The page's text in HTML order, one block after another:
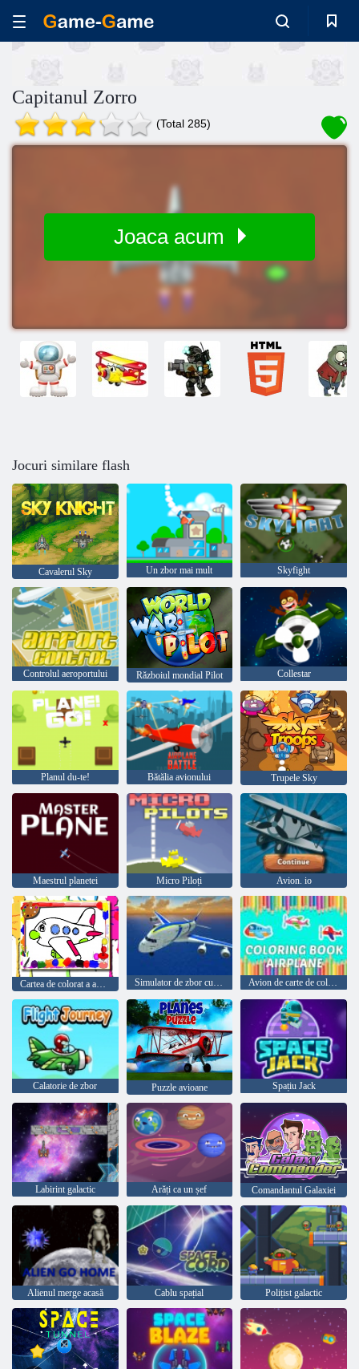
Capitanul Zorro
(Total 285)
Joaca acum
Jocuri similare flash
Cavalerul Sky Un zbor mai mult Skyfight
Controlul aeroportului Războiul mondial Pilot Collestar
Planul du-te! Bătălia avionului Trupele Sky
Maestrul planetei Micro Piloți Avion. io
Simulator de zbor cu avionul Avion de carte de colorat
Calatorie de zbor Puzzle avioane Spațiu Jack
Labirint galactic Arăți ca un șef Comandantul Galaxiei
Alienul merge acasă Cablu spațial Polițist galactic